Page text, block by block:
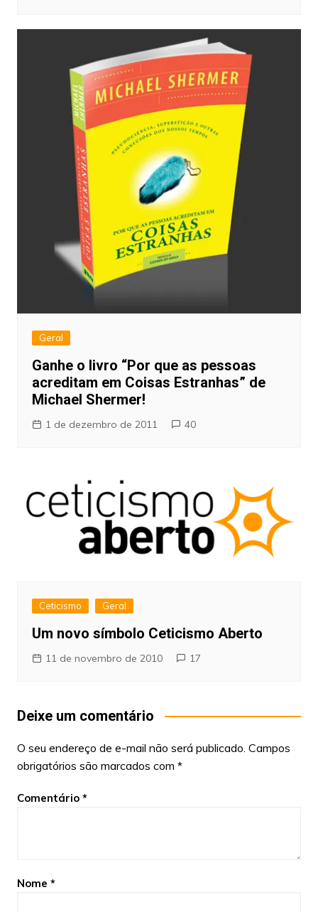
Geral
Ganhe o livro “Por que as pessoas
acreditam em Coisas Estranhas” de
Michael Shermer!
1 de dezembro de 2011 40
Ceticismo Geral
Um novo símbolo Ceticismo Aberto
11 de novembro de 2010 17
Deixe um comentário
O seu endereço de e-mail não será publicado. Campos
obrigatórios são marcados com *
Comentário *
Nome *